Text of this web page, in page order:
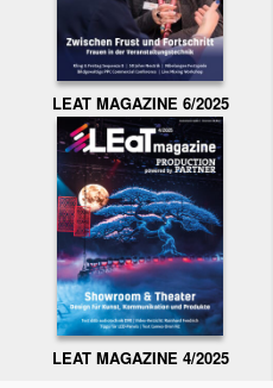
LEAT MAGAZINE 6/2025
LEAT MAGAZINE 4/2025